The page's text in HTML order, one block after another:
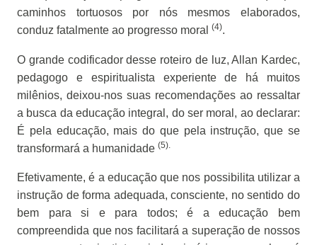
caminhos tortuosos por nós mesmos elaborados,
conduz fatalmente ao progresso moral
(4).
O grande codificador desse roteiro de luz, Allan Kardec,
pedagogo e espiritualista experiente de há muitos
milênios, deixou-nos suas recomendações ao ressaltar
a busca da educação integral, do ser moral, ao declarar:
É pela educação, mais do que pela instrução, que se
transformará a humanidade (5).
Efetivamente, é a educação que nos possibilita utilizar a
instrução de forma adequada, consciente, no sentido do
bem para si e para todos; é a educação bem
compreendida que nos facilitará a superação de nossos